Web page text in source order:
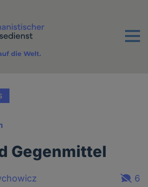
Menu
die Welt.
Gegenmittel
6